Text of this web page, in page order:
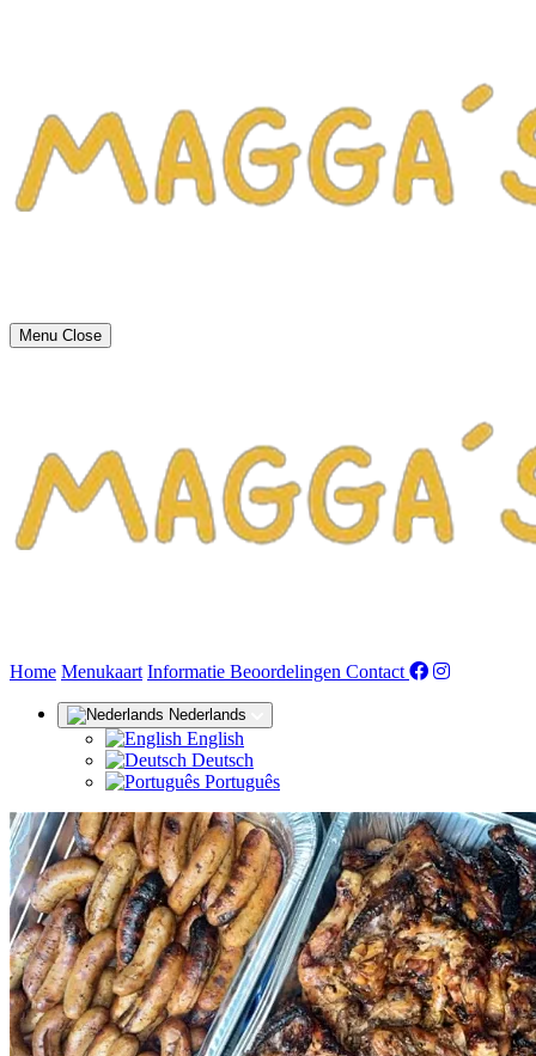
Menu Close
Home Menukaart Informatie (huidige)
Beoordelingen Contact
Nederlands
English
Deutsch
Português